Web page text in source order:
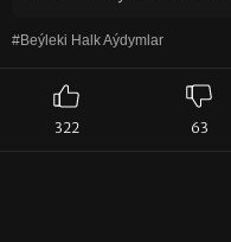
#Beýleki Halk Aýdymlar
322 63